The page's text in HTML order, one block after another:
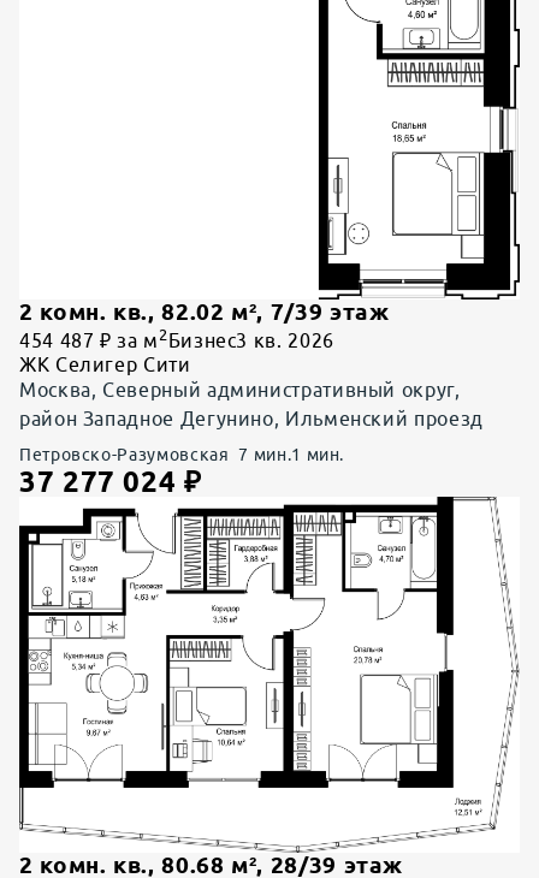
2 комн. кв., 82.02 м², 7/39 этаж
454 487 ₽ за м 2 Бизнес3 кв. 2026
ЖК Селигер Сити
Москва, Северный административный округ,
район Западное Дегунино, Ильменский проезд
Петровско-Разумовская 7 мин.1 мин.
37 277 024 ₽
2 комн. кв., 80.68 м², 28/39 этаж